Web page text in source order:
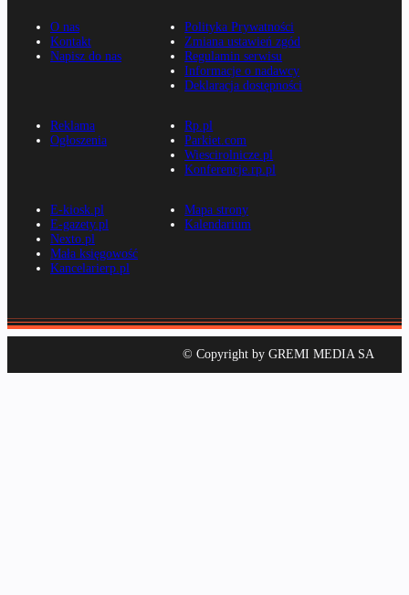
O nas
Kontakt
Napisz do nas
Polityka Prywatności
Zmiana ustawień zgód
Regulamin serwisu
Informacje o nadawcy
Deklaracja dostępności
Reklama
Ogłoszenia
Rp.pl
Parkiet.com
Wiescirolnicze.pl
Konferencje.rp.pl
E-kiosk.pl
E-gazety.pl
Nexto.pl
Mała księgowość
Kancelarierp.pl
Mapa strony
Kalendarium
© Copyright by GREMI MEDIA SA